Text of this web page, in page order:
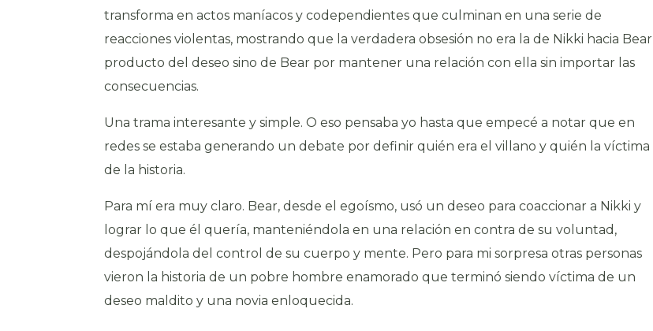
transforma en actos maníacos y codependientes que culminan en una serie de
reacciones violentas, mostrando que la verdadera obsesión no era la de Nikki hacia Bear
producto del deseo sino de Bear por mantener una relación con ella sin importar las
consecuencias.
Una trama interesante y simple. O eso pensaba yo hasta que empecé a notar que en
redes se estaba generando un debate por definir quién era el villano y quién la víctima
de la historia.
Para mí era muy claro. Bear, desde el egoísmo, usó un deseo para coaccionar a Nikki y
lograr lo que él quería, manteniéndola en una relación en contra de su voluntad,
despojándola del control de su cuerpo y mente. Pero para mi sorpresa otras personas
vieron la historia de un pobre hombre enamorado que terminó siendo víctima de un
deseo maldito y una novia enloquecida.